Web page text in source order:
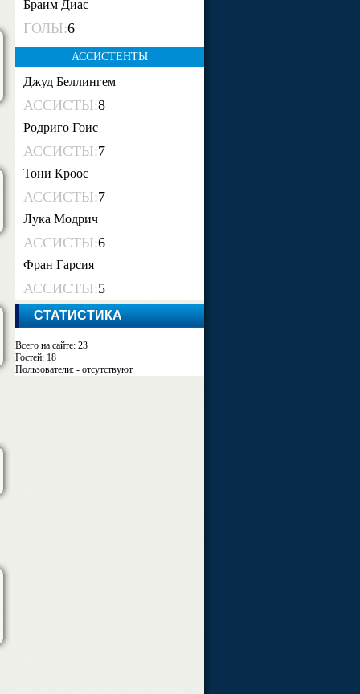
Браим Диас
ГОЛЫ:6
АССИСТЕНТЫ
Джуд Беллингем
АССИСТЫ:8
Родриго Гоис
АССИСТЫ:7
Тони Кроос
АССИСТЫ:7
Лука Модрич
АССИСТЫ:6
Фран Гарсия
АССИСТЫ:5
СТАТИСТИКА
Всего на сайте: 23
Гостей: 18
Пользователи: - отсутствуют